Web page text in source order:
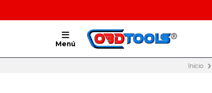
Menú
Inicio